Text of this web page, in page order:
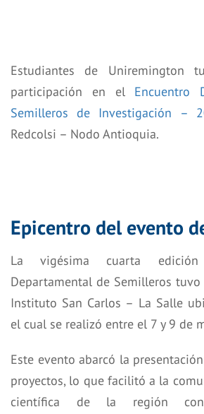
Estudiantes de Uniremington
participación en el Encuentro
Semilleros de Investigación –
Redcolsi – Nodo Antioquia.
Epicentro del evento
La vigésima cuarta
Departamental de Semilleros
Instituto San Carlos – La Salle
el cual se realizó entre el 7 y 9 de
Este evento abarcó la
proyectos, lo que facilitó a la
científica de la región